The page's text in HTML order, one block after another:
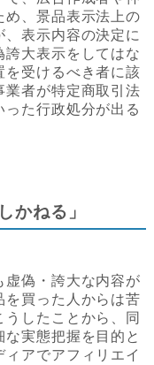
、景品表示法上の
表示内容の決定に
大表示をしてはな
を受けるべき者に該
者が特定商取引法
た行政処分が出る
かねる」
偽・誇大な内容が
買った人からは苦
したことから、同
実態把握を目的と
アでアフィリエイ